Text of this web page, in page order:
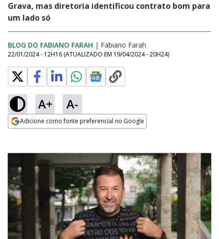
Grava, mas diretoria identificou contrato bom para
um lado só
BLOG DO FABIANO FARAH | Fabiano Farah
22/01/2024 - 12H16 (ATUALIZADO EM 19/04/2024 - 20H24)
A+ A-
Adicione como fonte preferencial no Google